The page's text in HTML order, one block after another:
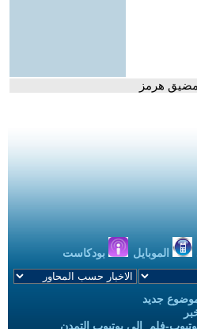
هرمز
الموبايل بودكاست
جديد
فلم إلى يوتيوب التمدن